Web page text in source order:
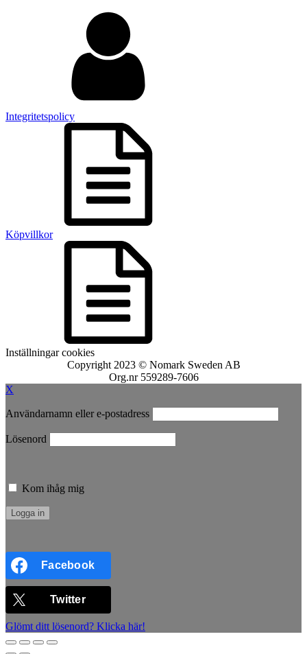
Integritetspolicy
Köpvillkor
Inställningar cookies
Copyright 2023 © Nomark Sweden AB
Org.nr 559289-7606
X
Användarnamn eller e-postadress
Lösenord
Kom ihåg mig
Facebook
Twitter
Glömt ditt lösenord? Klicka här!